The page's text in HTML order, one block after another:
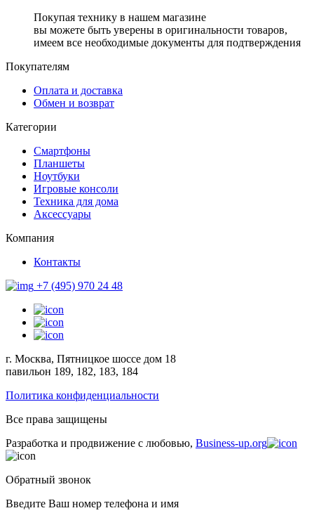
Покупая технику в нашем магазине
вы можете быть уверены в оригинальности товаров,
имеем все необходимые документы для подтверждения
Покупателям
Оплата и доставка
Обмен и возврат
Категории
Смартфоны
Планшеты
Ноутбуки
Игровые консоли
Техника для дома
Аксессуары
Компания
Контакты
+7 (495) 970 24 48
г. Москва, Пятницкое шоссе дом 18
павильон 189, 182, 183, 184
Политика конфиденциальности
Все права защищены
Разработка и продвижение с любовью, Business-up.org
Обратный звонок
Введите Ваш номер телефона и имя